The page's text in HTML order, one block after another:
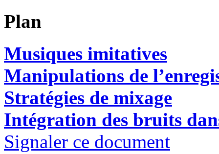
Plan
Musiques imitatives
Manipulations de
Stratégies de mixage
Intégration des bruits
Signaler ce document